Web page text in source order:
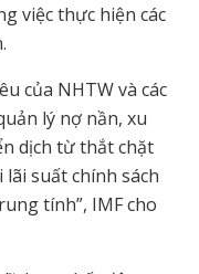
việc thực hiện các
của NHTW và các
lý nợ nần, xu
dịch từ thắt chặt
suất chính sách
tính”, IMF cho